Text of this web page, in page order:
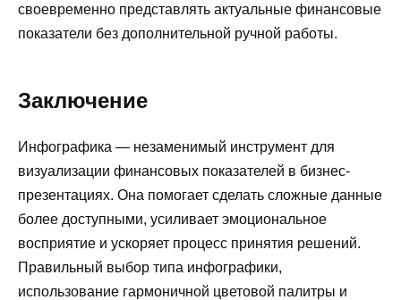
своевременно представлять актуальные финансовые
показатели без дополнительной ручной работы.
Заключение
Инфографика — незаменимый инструмент для
визуализации финансовых показателей в бизнес-
презентациях. Она помогает сделать сложные данные
более доступными, усиливает эмоциональное
восприятие и ускоряет процесс принятия решений.
Правильный выбор типа инфографики,
использование гармоничной цветовой палитры и